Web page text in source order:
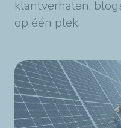
klantverhalen,
op één plek.